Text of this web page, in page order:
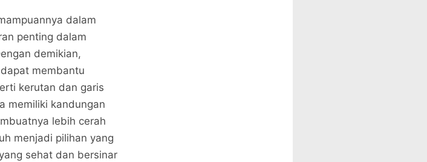
dalam
penting dalam
demikian,
membantu
kerutan dan garis
memiliki kandungan
lebih cerah
menjadi pilihan yang
sehat dan bersinar